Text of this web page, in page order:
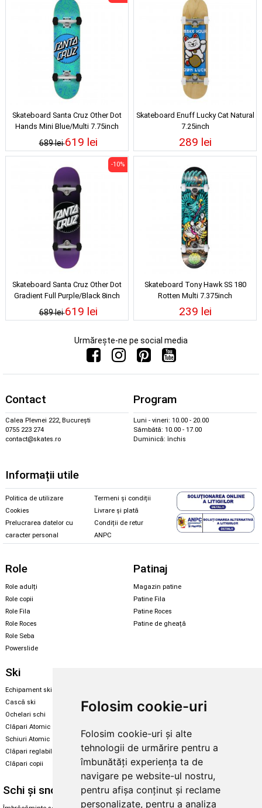
Folosim cookie-uri
Folosim cookie-uri și alte
tehnologii de urmărire pentru a
îmbunătăți experiența ta de
navigare pe website-ul nostru,
pentru afișa conținut și reclame
personalizate, pentru a analiza
Skateboard Santa Cruz Other Dot
Hands Mini Blue/Multi 7.75inch
689 lei619 lei
Skateboard Enuff Lucky Cat Natural
7.25inch
289 lei
Skateboard Santa Cruz Other Dot
Gradient Full Purple/Black 8inch
689 lei
-10%
619 lei
Skateboard Tony Hawk SS 180
Rotten Multi 7.375inch
239 lei
Urmărește-ne pe social media
Contact
Calea Plevnei 222, București
0755 223 274
contact@skates.ro
Program
Luni - vineri: 10.00 - 20.00
Sâmbătă: 10.00 - 17.00
Duminică: închis
Informații utile
Politica de utilizare
Cookies
Prelucrarea datelor cu
caracter personal
Termeni și condiții
Livrare și plată
Condiții de retur
ANPC
Role
Role adulți
Role copii
Role Fila
Role Roces
Role Seba
Powerslide
Patinaj
Magazin patine
Patine Fila
Patine Roces
Patine de gheață
Ski
Echipament ski
Cască ski
Ochelari schi
Clăpari Atomic
Schiuri Atomic
Clăpari reglabili
Clăpari copii
Echipament snowboard
Skate & longboard
Santa Cruz
Enuff Skateboards
Schi și snowboard Diverse